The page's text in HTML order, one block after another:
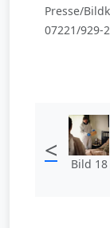
Presse/
07221/929-
< Bild 18